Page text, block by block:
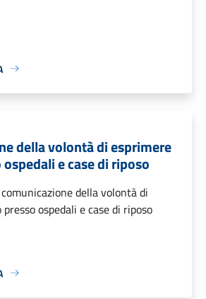
della volontà di esprimere
e case di riposo
della volontà di
ospedali e case di riposo